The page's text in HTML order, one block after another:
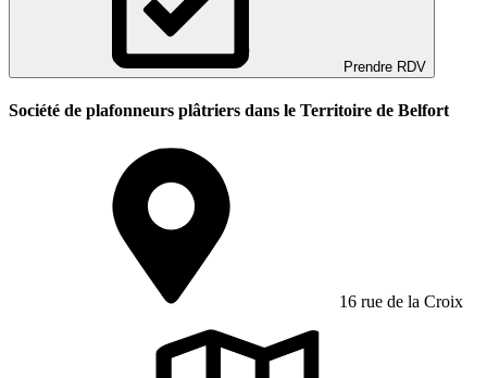
Prendre RDV
Société de plafonneurs plâtriers dans le Territoire de Belfort
16 rue de la Croix